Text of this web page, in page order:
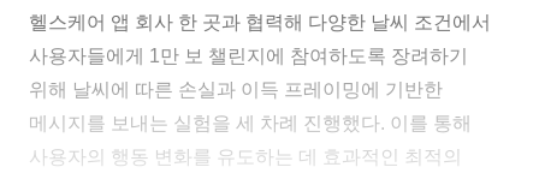
헬스케어 앱 회사 한 곳과 협력해 다양한 날씨 조건에서
사용자들에게 1만 보 챌린지에 참여하도록 장려하기
위해 날씨에 따른 손실과 이득 프레이밍에 기반한
메시지를 보내는 실험을 세 차례 진행했다. 이를 통해
사용자의 행동 변화를 유도하는 데 효과적인 최적의